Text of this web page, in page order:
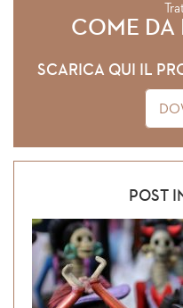
COME DA
SCARICA QUI IL
POST